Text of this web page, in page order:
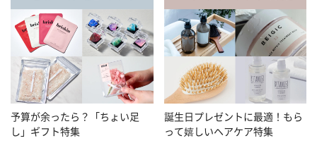
予算が余ったら？「ちょい足
し」ギフト特集
誕生日プレゼントに最適！もら
って嬉しいヘアケア特集